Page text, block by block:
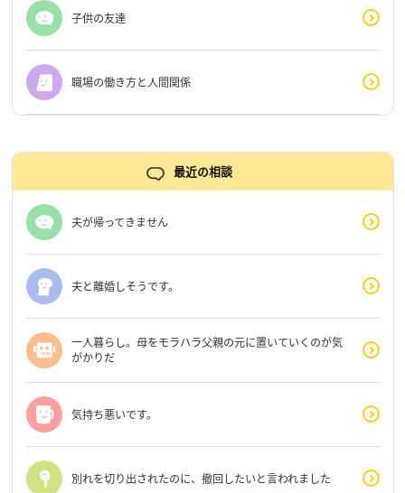
子供の友達
職場の働き方と人間関係
最近の相談
夫が帰ってきません
夫と離婚しそうです。
一人暮らし。母をモラハラ父親の元に置いていくのが気
がかりだ
気持ち悪いです。
別れを切り出されたのに、撤回したいと言われました